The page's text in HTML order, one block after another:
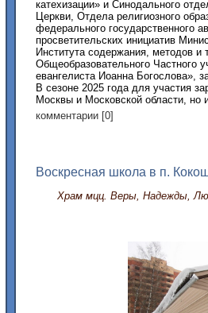
катехизации» и Синодального
Церкви, Отдела религиозного
федерального государственного
просветительских инициатив
Института содержания, методов
Общеобразовательного Частного
евангелиста Иоанна Богослова»,
В сезоне 2025 года для участия
Москвы и Московской области, но
комментарии [0]
Воскресная школа в п.
Храм мцц. Веры, Надежды,